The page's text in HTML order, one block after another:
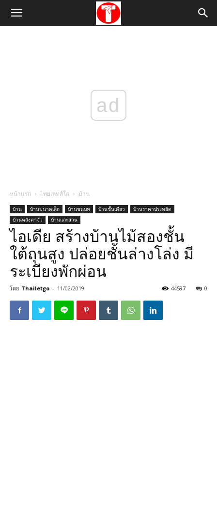
ad
หน้าแรก ไทยเลทส์โก บ้าน
บ้าน บ้านขนาดเล็ก บ้านชนบท บ้านชั้นเดียว
บ้านราคาประหยัด
บ้านหลังคาจั่ว
บ้านและสวน
ไอเดีย สร้างบ้านไม้สองชั้น
ใต้ถุนสูง ปล่อยชั้นล่างโล่ง มี
ระเบียงพักผ่อน
โดย Thailetgo - 11/02/2019 0
44597